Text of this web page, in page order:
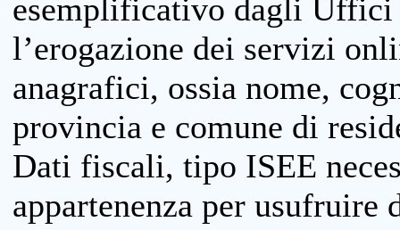
esemplificativo dagli
l’erogazione dei servizi
anagrafici, ossia nome,
provincia e comune di
Dati fiscali, tipo ISEE
appartenenza per